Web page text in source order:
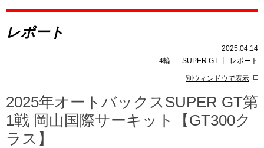
レース開催スケジュール
レポート
2025.04.14
4輪
SUPER GT レポート
別ウィンドウで表示
2025年オートバックスSUPER GT第
1戦 岡山国際サーキット【GT300ク
ラス】